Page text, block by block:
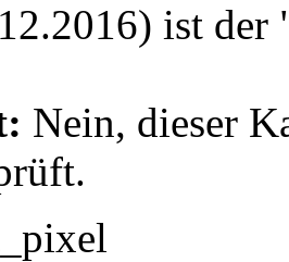
ist
Nein, dieser